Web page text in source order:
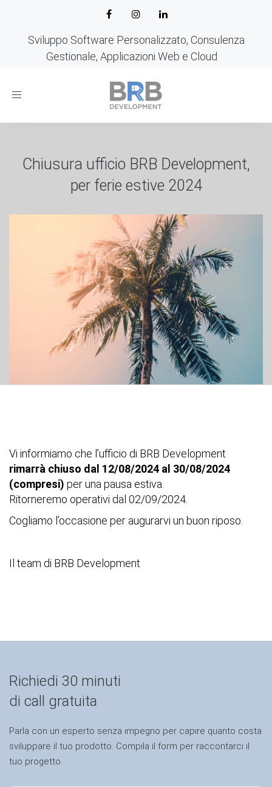
Sviluppo Software Personalizzato, Consulenza
Gestionale, Applicazioni Web e Cloud
Toggle
Chiusura ufficio BRB Development,
per ferie estive 2024
Vi informiamo che l’ufficio di BRB Development
rimarrà chiuso dal 12/08/2024 al 30/08/2024
(compresi) per una pausa estiva.
Ritorneremo operativi dal 02/09/2024.
Cogliamo l’occasione per augurarvi un buon riposo.
Il team di BRB Development
Richiedi 30 minuti
di call gratuita
Parla con un esperto senza impegno per capire quanto costa
sviluppare il tuo prodotto. Compila il form per raccontarci il
tuo progetto.